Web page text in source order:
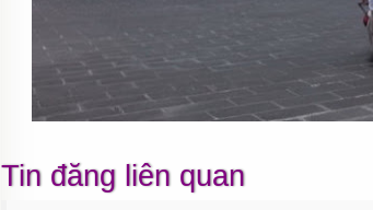
Tin đăng liên quan